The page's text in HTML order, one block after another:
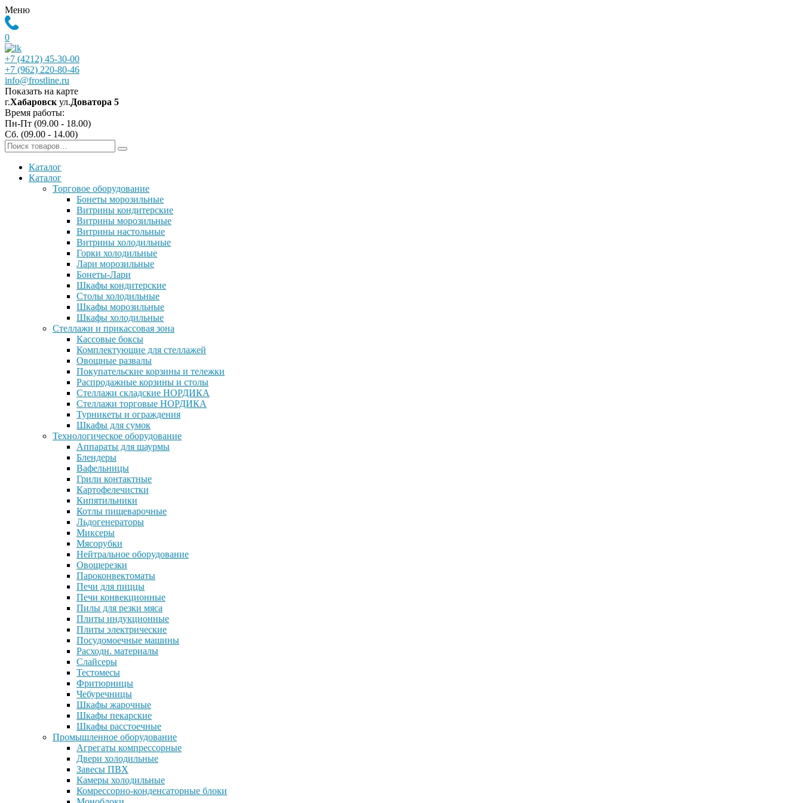
Меню
0
+7 (4212) 45-30-00
+7 (962) 220-80-46
info@frostline.ru
Показать на карте
г.Хабаровск ул.Доватора 5
Время работы:
Пн-Пт (09.00 - 18.00)
Сб. (09.00 - 14.00)
Каталог
Каталог
Торговое оборудование
Бонеты морозильные
Витрины кондитерские
Витрины морозильные
Витрины настольные
Витрины холодильные
Горки холодильные
Лари морозильные
Бонеты-Лари
Шкафы кондитерские
Столы холодильные
Шкафы морозильные
Шкафы холодильные
Стеллажи и прикассовая зона
Кассовые боксы
Комплектующие для стеллажей
Овощные развалы
Покупательские корзины и тележки
Распродажные корзины и столы
Стеллажи складские НОРДИКА
Стеллажи торговые НОРДИКА
Турникеты и ограждения
Шкафы для сумок
Технологическое оборудование
Аппараты для шаурмы
Блендеры
Вафельницы
Грили контактные
Картофелечистки
Кипятильники
Котлы пищеварочные
Льдогенераторы
Миксеры
Мясорубки
Нейтральное оборудование
Овощерезки
Пароконвектоматы
Печи для пиццы
Печи конвекционные
Пилы для резки мяса
Плиты индукционные
Плиты электрические
Посудомоечные машины
Расходн. материалы
Слайсеры
Тестомесы
Фритюрницы
Чебуречницы
Шкафы жарочные
Шкафы пекарские
Шкафы расстоечные
Промышленное оборудование
Агрегаты компрессорные
Двери холодильные
Завесы ПВХ
Камеры холодильные
Комрессорно-конденсаторные блоки